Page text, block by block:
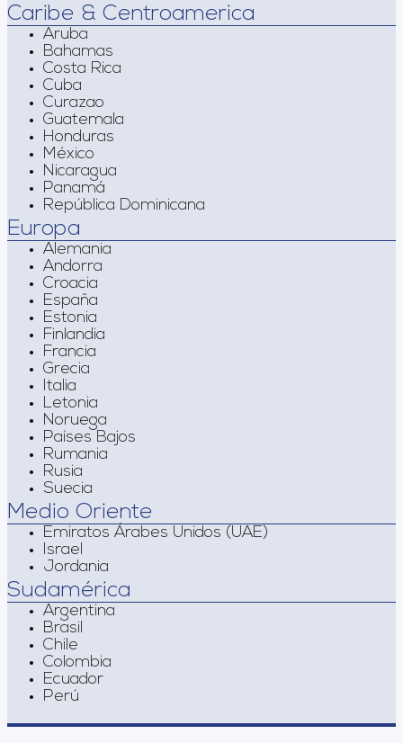
Caribe & Centroamerica
Aruba
Bahamas
Costa Rica
Cuba
Curazao
Guatemala
Honduras
México
Nicaragua
Panamá
República Dominicana
Europa
Alemania
Andorra
Croacia
España
Estonia
Finlandia
Francia
Grecia
Italia
Letonia
Noruega
Países Bajos
Rumania
Rusia
Suecia
Medio Oriente
Emiratos Árabes Unidos (UAE)
Israel
Jordania
Sudamérica
Argentina
Brasil
Chile
Colombia
Ecuador
Perú